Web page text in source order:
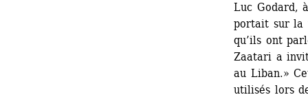
Luc Godard,
portait sur la
qu’ils ont
Zaatari a
au Liban.»
utilisés lors